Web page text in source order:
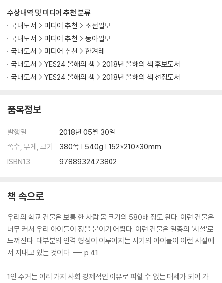
유리창의 미래
9장 서울의 얼굴
3차선 법칙 | 보톡스 도시 | 조선 vs 대한민국 | 첼시 재개발이 쉬운 이유 |
삼성동 타임스 스퀘어 | 갤럭시와 서울역 고가공원 | 냉장고를 부탁해
꿈꾸는 개발 | [블랙 팬서]의 메시지
11장 포켓몬고와 도시의 미래
보일러 빅뱅 | 인터넷 빅뱅 | 여행 vs 만화 | 물질에서 정보로 | 관계의 증폭
에 의한 창조 | 네트워크를 만드는 원시적 방법: 언어 | WWW | 텅 빈 도로
성 | 유시민과 정재승
12장 공간의 발견
벽 | 창문 | 기둥 | 지붕 | 길 | 다리 | 징검다리 | 다리 밑, 영원의 공간
맺는 글
이미지 출처
수상내역 및 미디어 추천 분류
국내도서
미디어 추천
조선일보
국내도서
미디어 추천
동아일보
국내도서
미디어 추천
한겨레
국내도서
YES24 올해의 책
2018년 올해의 책 후보도서
국내도서
YES24 올해의 책 2018년 올해의 책 선정도서
품목정보
발행일
2018년 05월 30일
쪽수, 무게, 크기
380쪽 | 540g | 152*210*30mm
ISBN13
9788932473802
책 속으로
우리의 학교 건물은 보통 한 사람 몸 크기의 580배 정도 된다. 이런 건물은
너무 커서 우리 아이들이 정을 붙이기 어렵다. 이런 건물은 일종의 ‘시설’로
느껴진다. 대부분의 인격 형성이 이루어지는 시기의 아이들이 이런 시설에
서 지내고 있는 것이다. --- p.41
1인 주거는 여러 가지 사회 경제적인 이유로 피할 수 없는 대세가 되어 가